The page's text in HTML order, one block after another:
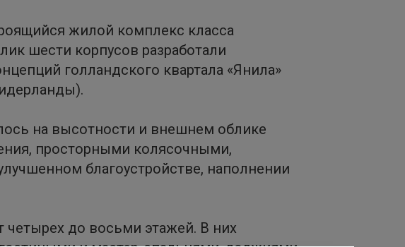
жилой комплекс класса
шести корпусов разработали
голландского квартала «Янила»
на высотности и внешнем облике
просторными колясочными,
благоустройстве, наполнении
четырех до восьми этажей. В них